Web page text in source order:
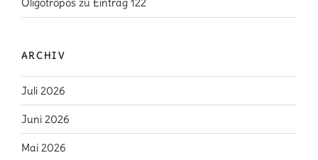
ARCHIV
Juli 2026
Juni 2026
Mai 2026